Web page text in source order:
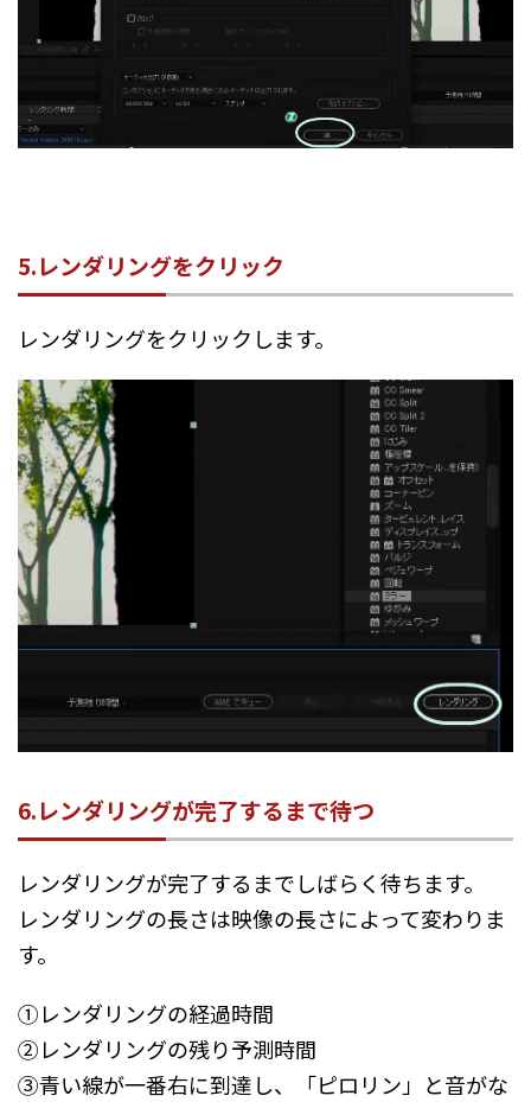
5.レンダリングをクリック
レンダリングをクリックします。
6.レンダリングが完了するまで待つ
レンダリングが完了するまでしばらく待ちます。
レンダリングの長さは映像の長さによって変わりま
す。
①レンダリングの経過時間
②レンダリングの残り予測時間
③青い線が一番右に到達し、「ピロリン」と音がな